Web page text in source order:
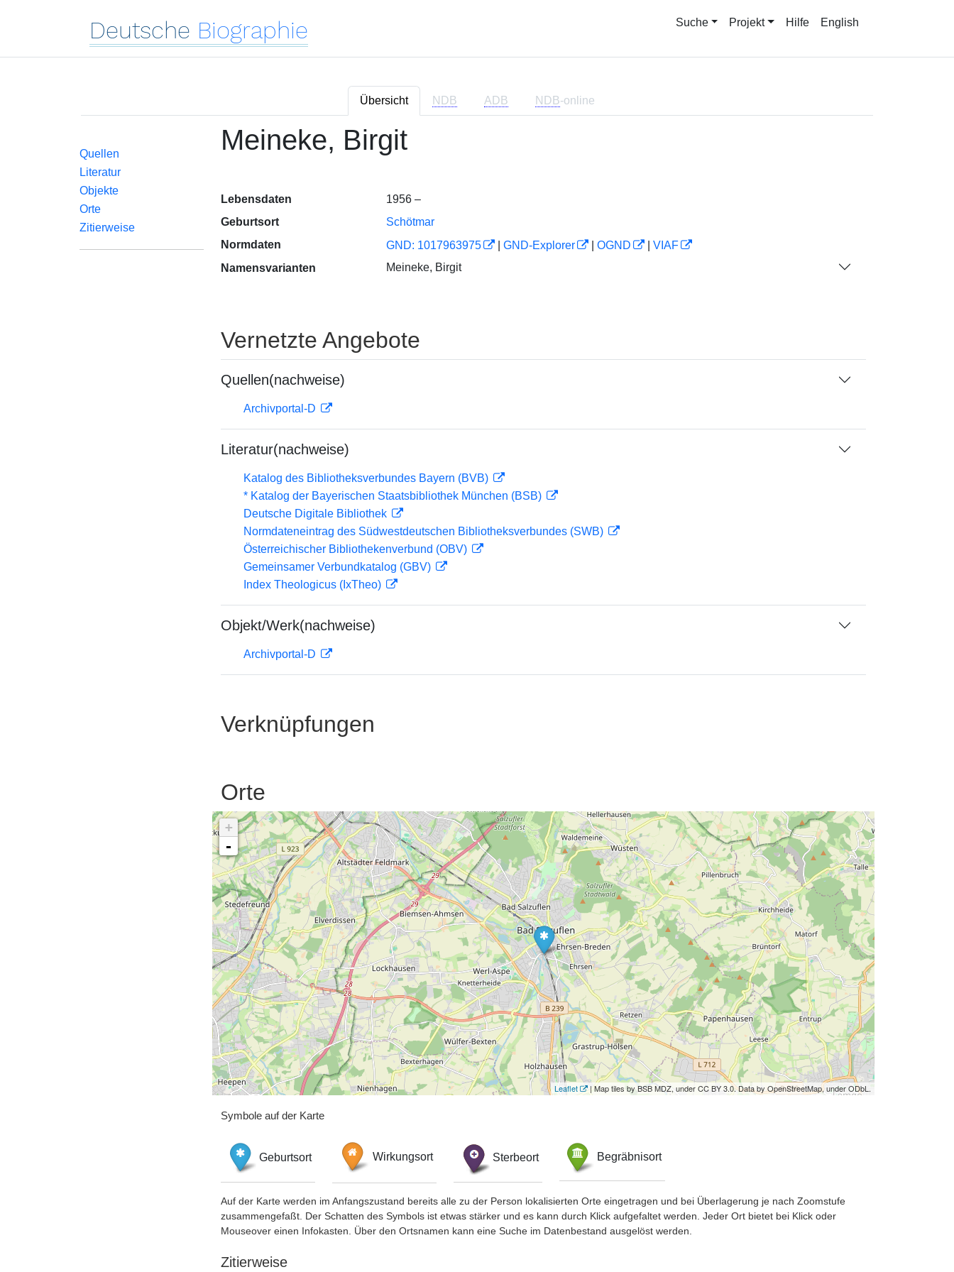
Deutsche Biographie Suche Projekt Hilfe English
Übersicht NDB ADB NDB-online
Quellen
Literatur
Objekte
Orte
Zitierweise
Meineke, Birgit
Lebensdaten
1956 –
Geburtsort
Schötmar
Normdaten
GND: 1017963975 GND-Explorer OGND
VIAF
Namensvarianten
Meineke, Birgit
Vernetzte Angebote
Quellen(nachweise)
Archivportal-D
Literatur(nachweise)
Katalog des Bibliotheksverbundes Bayern (BVB)
* Katalog der Bayerischen Staatsbibliothek München (BSB)
Deutsche Digitale Bibliothek
Normdateneintrag des Südwestdeutschen Bibliotheksverbundes (SWB)
Österreichischer Bibliothekenverbund (OBV)
Gemeinsamer Verbundkatalog (GBV)
Index Theologicus (IxTheo)
Objekt/Werk(nachweise)
Archivportal-D
Verknüpfungen
Orte
+
-
Leaflet | Map tiles by BSB MDZ, under CC BY 3.0. Data by OpenStreetMap, under ODbL.
Symbole auf der Karte
Geburtsort Wirkungsort Sterbeort Begräbnisort
Auf der Karte werden im Anfangszustand bereits alle zu der Person lokalisierten Orte eingetragen und bei Überlagerung je nach Zoomstufe
zusammengefaßt. Der Schatten des Symbols ist etwas stärker und es kann durch Klick aufgefaltet werden. Jeder Ort bietet bei Klick oder
Mouseover einen Infokasten. Über den Ortsnamen kann eine Suche im Datenbestand ausgelöst werden.
Zitierweise